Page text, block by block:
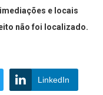
e locais
não foi localizado.
LinkedIn